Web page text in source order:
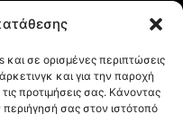
και σε ορισμένες περιπτώσεις
και για την παροχή
προτιμήσεις σας. Κάνοντας
σας στον ιστότοπό